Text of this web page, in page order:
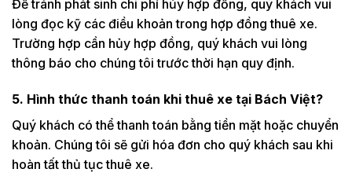
Để tránh phát sinh chi phí hủy hợp đồng, quý khách vui
lòng đọc kỹ các điều khoản trong hợp đồng thuê xe.
Trường hợp cần hủy hợp đồng, quý khách vui lòng
thông báo cho chúng tôi trước thời hạn quy định.
5. Hình thức thanh toán khi thuê xe tại Bách Việt?
Quý khách có thể thanh toán bằng tiền mặt hoặc chuyển
khoản. Chúng tôi sẽ gửi hóa đơn cho quý khách sau khi
hoàn tất thủ tục thuê xe.